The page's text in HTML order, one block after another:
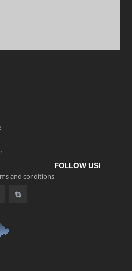
and conditions
FOLLOW US!